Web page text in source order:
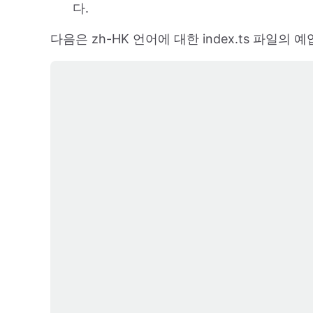
다.
다음은 zh-HK 언어에 대한 index.ts 파일의 예